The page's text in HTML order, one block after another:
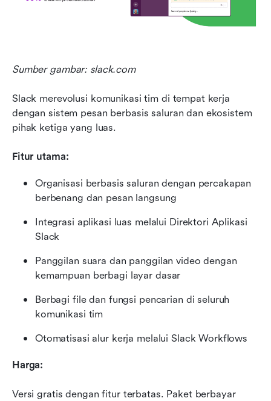
Sumber gambar: slack.com
Slack merevolusi komunikasi tim di tempat kerja
dengan sistem pesan berbasis saluran dan ekosistem
pihak ketiga yang luas.
Fitur utama:
Organisasi berbasis saluran dengan percakapan
berbenang dan pesan langsung
Integrasi aplikasi luas melalui Direktori Aplikasi
Slack
Panggilan suara dan panggilan video dengan
kemampuan berbagi layar dasar
Berbagi file dan fungsi pencarian di seluruh
komunikasi tim
Otomatisasi alur kerja melalui Slack Workflows
Harga:
Versi gratis dengan fitur terbatas. Paket berbayar